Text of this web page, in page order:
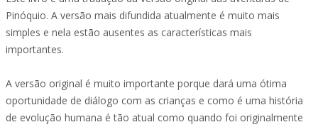
Pinóquio. A versão mais difundida atualmente é muito mais
simples e nela estão ausentes as características mais
importantes.
A versão original é muito importante porque dará uma ótima
oportunidade de diálogo com as crianças e como é uma história
de evolução humana é tão atual como quando foi originalmente